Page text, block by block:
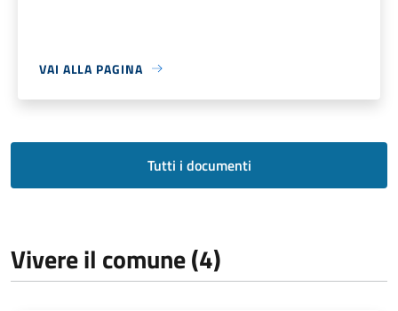
VAI ALLA PAGINA
Tutti i documenti
Vivere il comune (4)